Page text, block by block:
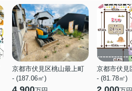
京都市伏見区桃山最上町
- (187.06㎡)
- (81.78㎡)